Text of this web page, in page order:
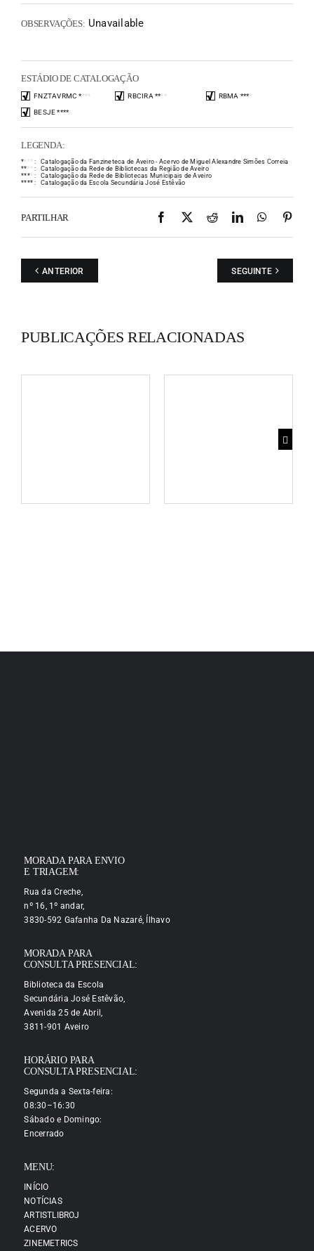
OBSERVAÇÕES: Unavailable
ESTÁDIO DE CATALOGAÇÃO
FNZTAVRMC **** RBCIRA **** RBMA ****
BESJE ****
LEGENDA:
** * * :
Catalogação da Fanzineteca de Aveiro - Acervo de Miguel Alexandre Simões Correia
** * * :
Catalogação da Rede de Bibliotecas da Região de Aveiro
**** :
Catalogação da Rede de Bibliotecas Municipais de Aveiro
**** : Catalogação da Escola Secundária José Estêvão
PARTILHAR Facebook
X RedditLinkedIn
ANTERIOR SEGUINTE
PUBLICAÇÕES RELACIONADAS
MORADA PARA ENVIO
E TRIAGEM:
Rua da Creche,
nº 16, 1º andar,
3830-592 Gafanha Da Nazaré, Ílhavo
MORADA PARA
CONSULTA PRESENCIAL:
Biblioteca da Escola
Secundária José Estêvão,
Avenida 25 de Abril,
3811-901 Aveiro
HORÁRIO PARA
CONSULTA PRESENCIAL:
Segunda a Sexta-feira:
08:30–16:30
Sábado e Domingo:
Encerrado
MENU:
INÍCIO
NOTÍCIAS
ARTISTLIBROJ
ACERVO
ZINEMETRICS